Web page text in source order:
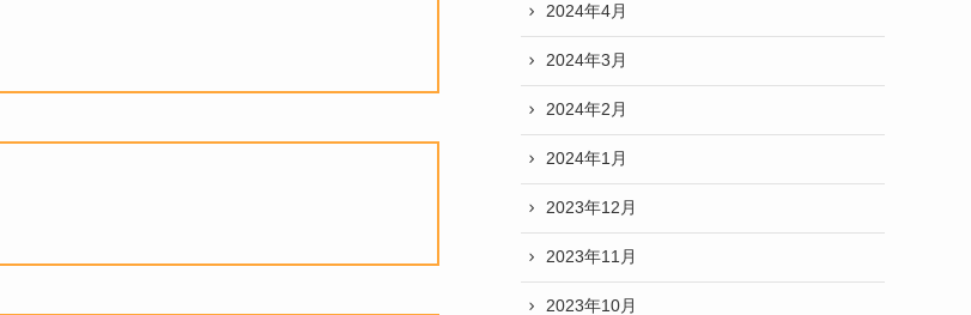
2024年4月
2024年3月
2024年2月
2024年1月
2023年12月
2023年11月
2023年10月